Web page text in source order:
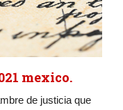
mexico.
de justicia que